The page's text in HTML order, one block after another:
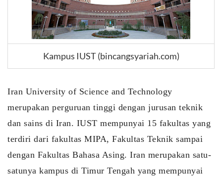
Kampus IUST (bincangsyariah.com)
Iran University of Science and Technology
merupakan perguruan tinggi dengan jurusan teknik
dan sains di Iran. IUST mempunyai 15 fakultas yang
terdiri dari fakultas MIPA, Fakultas Teknik sampai
dengan Fakultas Bahasa Asing. Iran merupakan satu-
satunya kampus di Timur Tengah yang mempunyai